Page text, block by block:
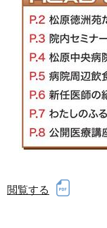
閲覧する